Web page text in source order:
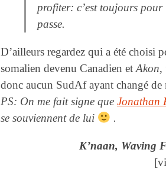
profiter: c’est toujours
passe.
D’ailleurs regardez qui a été choisi
somalien devenu Canadien et Akon,
donc aucun SudAf ayant changé de
PS: On me fait signe que Jonathan
se souviennent de lui
.
K’naan, Waving